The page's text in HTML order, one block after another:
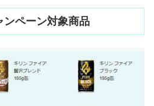
ンペーン対象商品